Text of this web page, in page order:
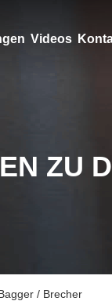
Videos
ZU
/ Brecher